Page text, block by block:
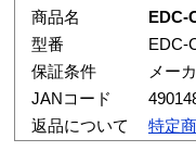
商品名
EDC-
型番
EDC-
保証条件
メー
JANコード
返品について
特定